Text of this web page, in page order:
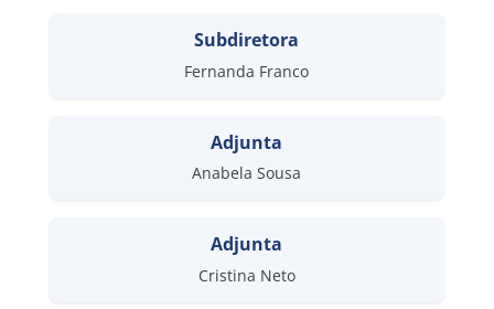
Subdiretora
Fernanda Franco
Adjunta
Anabela Sousa
Adjunta
Cristina Neto